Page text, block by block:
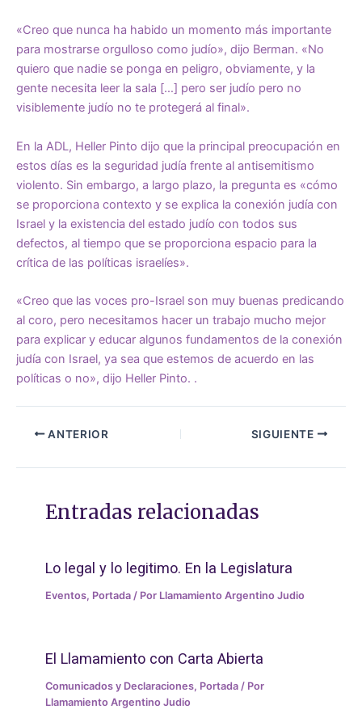
«Creo que nunca ha habido un momento más importante
para mostrarse orgulloso como judío», dijo Berman. «No
quiero que nadie se ponga en peligro, obviamente, y la
gente necesita leer la sala […] pero ser judío pero no
visiblemente judío no te protegerá al final».
En la ADL, Heller Pinto dijo que la principal preocupación en
estos días es la seguridad judía frente al antisemitismo
violento. Sin embargo, a largo plazo, la pregunta es «cómo
se proporciona contexto y se explica la conexión judía con
Israel y la existencia del estado judío con todos sus
defectos, al tiempo que se proporciona espacio para la
crítica de las políticas israelíes».
«Creo que las voces pro-Israel son muy buenas predicando
al coro, pero necesitamos hacer un trabajo mucho mejor
para explicar y educar algunos fundamentos de la conexión
judía con Israel, ya sea que estemos de acuerdo en las
políticas o no», dijo Heller Pinto. .
ANTERIOR SIGUIENTE
Entradas relacionadas
Lo legal y lo legitimo. En la Legislatura
Eventos, Portada / Por Llamamiento Argentino Judio
El Llamamiento con Carta Abierta
Comunicados y Declaraciones, Portada / Por
Llamamiento Argentino Judio